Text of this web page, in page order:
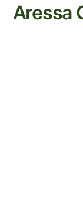
Aressa